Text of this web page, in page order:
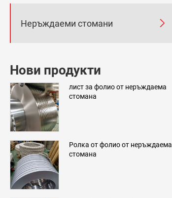
Неръждаеми стомани 
Нови продукти
лист за фолио от неръждаема
стомана
Ролка от фолио от неръждаема
стомана